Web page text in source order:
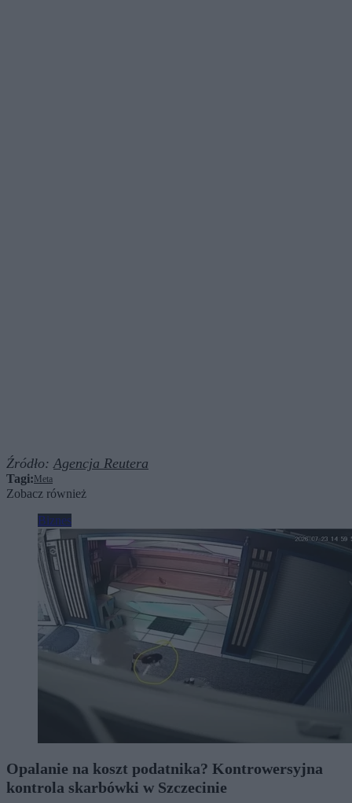
Źródło:Agencja Reutera
Tagi: Meta
Zobacz również
Biznes
Opalanie na koszt podatnika? Kontrowersyjna
kontrola skarbówki w Szczecinie